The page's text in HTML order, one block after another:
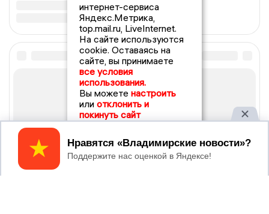
интернет-сервиса
Яндекс.Метрика,
top.mail.ru, LiveInternet.
На сайте используются
cookie. Оставаясь на
сайте, вы принимаете
все условия
использования.
Вы можете настроить
или отклонить и
покинуть сайт
Принять